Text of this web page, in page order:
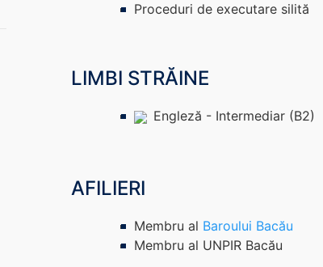
Proceduri de executare silită
LIMBI STRĂINE
Engleză - Intermediar (B2)
AFILIERI
Membru al Baroului Bacău
Membru al UNPIR Bacău